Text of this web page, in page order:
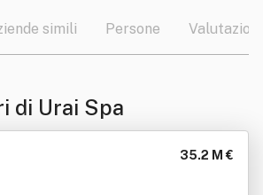
simili Persone Valutazioni
di Urai Spa
35.2 M €